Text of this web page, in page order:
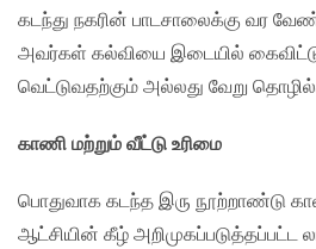
கடந்து நகரின் பாடசாலைக்கு வர
அவர்கள் கல்வியை இடையில்
வெட்டுவதற்கும் அல்லது வேறு
காணி மற்றும் வீட்டு உரிமை
பொதுவாக கடந்த இரு நூற்றாண்டு
ஆட்சியின் கீழ் அறிமுகப்படுத்தப்பட்ட